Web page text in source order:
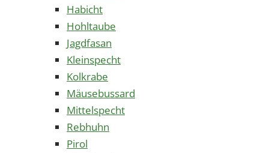
Habicht
Hohltaube
Jagdfasan
Kleinspecht
Kolkrabe
Mäusebussard
Mittelspecht
Rebhuhn
Pirol